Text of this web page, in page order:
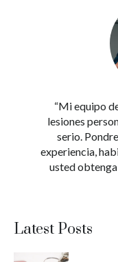
“Mi equipo
lesiones
serio.
experiencia,
usted obtenga
Latest Posts